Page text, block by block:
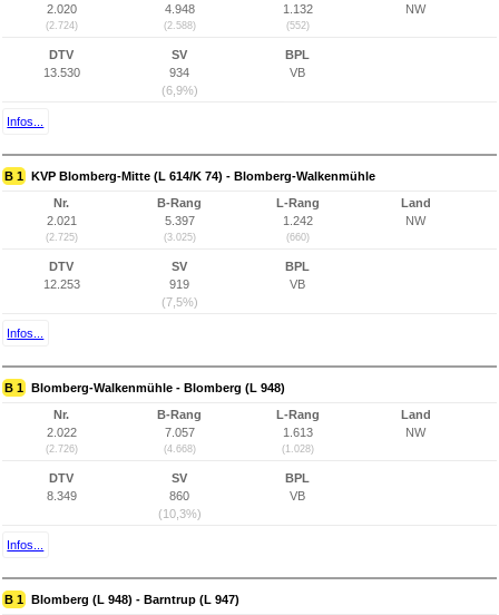
2.020
(2.724)
4.948
(2.588)
1.132
(552)
NW
DTV
13.530
SV
934
(6,9%)
BPL
VB
Infos...
B 1 KVP Blomberg-Mitte (L 614/K 74) - Blomberg-Walkenmühle
Nr.
2.021
(2.725)
B-Rang
5.397
(3.025)
L-Rang
1.242
(660)
Land
NW
DTV
12.253
SV
919
(7,5%)
BPL
VB
Infos...
B 1 Blomberg-Walkenmühle - Blomberg (L 948)
Nr.
2.022
(2.726)
B-Rang
7.057
(4.668)
L-Rang
1.613
(1.028)
Land
NW
DTV
8.349
SV
860
(10,3%)
BPL
VB
Infos...
B 1 Blomberg (L 948) - Barntrup (L 947)